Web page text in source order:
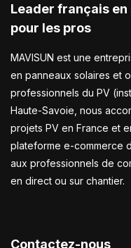
Leader français
pour les pros
MAVISUN est une
en panneaux solaires et
professionnels du PV
Haute-Savoie, nous
projets PV en France et
plateforme e-commerce
aux professionnels de
en direct ou sur chantier.
Contactez-nous